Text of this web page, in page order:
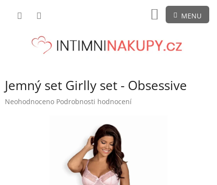
NÁKUPNÍ
KOŠÍK
Jemný set Girlly set - Obsessive
Průměrné
Neohodnoceno Podrobnosti hodnocení